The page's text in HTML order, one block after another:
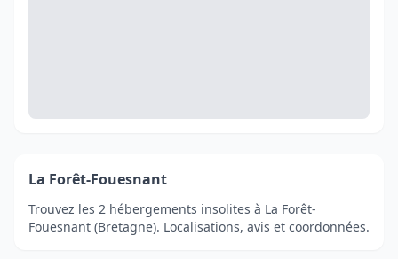
La Forêt-Fouesnant
Trouvez les 2 hébergements insolites à La Forêt-
Fouesnant (Bretagne). Localisations, avis et coordonnées.